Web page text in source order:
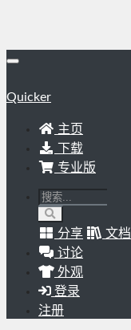
Quicker
主页
下载
专业版
分享
文档
讨论
外观
登录
注册